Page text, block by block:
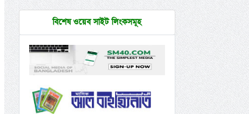
বিশেষ ওয়েব সাইট লিংকসমূহ